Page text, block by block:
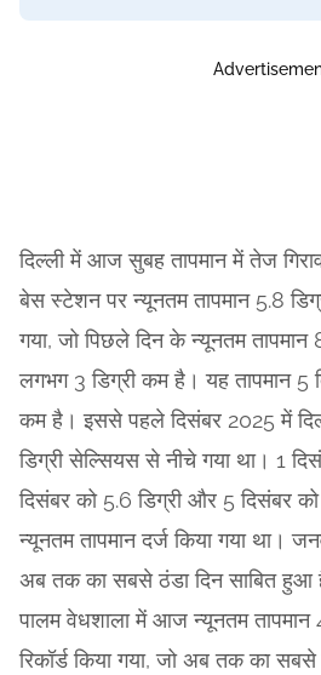
दिल्ली में आज सुबह तापमान में तेज
बेस स्टेशन पर न्यूनतम तापमान 5.8
गया, जो पिछले दिन के न्यूनतम
लगभग 3 डिग्री कम है। यह तापमान
कम है। इससे पहले दिसंबर 2025 में
डिग्री सेल्सियस से नीचे गया था। 1
दिसंबर को 5.6 डिग्री और 5 दिसंबर
न्यूनतम तापमान दर्ज किया गया था।
अब तक का सबसे ठंडा दिन साबित हुआ
पालम वेधशाला में आज न्यूनतम तापमान
रिकॉर्ड किया गया, जो अब तक का